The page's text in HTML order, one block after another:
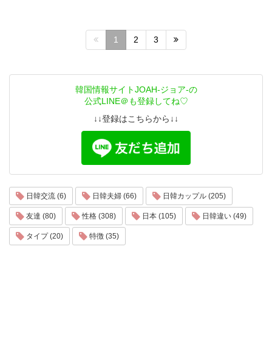
1 2 3
韓国情報サイトJOAH-ジョア-の
公式LINE＠も登録してね♡
↓↓登録はこちらから↓↓
日韓交流 (6) 日韓夫婦 (66) 日韓カップル (205)
友達 (80) 性格 (308) 日本 (105) 日韓違い (49)
タイプ (20) 特徴 (35)